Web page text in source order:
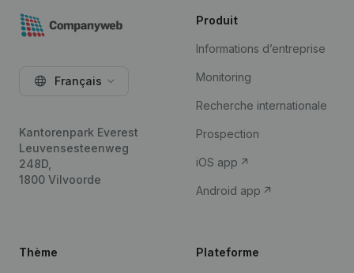
Français
Kantorenpark Everest
Leuvensesteenweg
248D,
1800 Vilvoorde
Produit
Informations d’entreprise
Monitoring
Recherche internationale
Prospection
iOS app
Android app
Thème Plateforme